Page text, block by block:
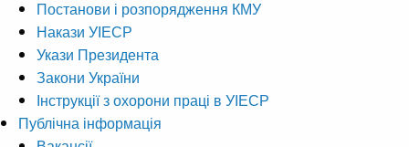
Постанови і розпорядження КМУ
Накази УІЕСР
Укази Президента
Закони України
Інструкції з охорони праці в УІЕСР
Публічна інформація